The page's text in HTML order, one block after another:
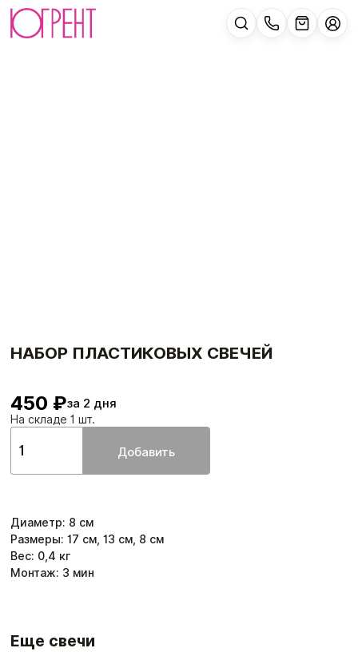
НАБОР ПЛАСТИКОВЫХ СВЕЧЕЙ
450 ₽за 2 дня
На складе 1 шт.
Добавить
Диаметр: 8 см
Размеры: 17 см, 13 см, 8 см
Вес: 0,4 кг
Монтаж: 3 мин
Еще свечи